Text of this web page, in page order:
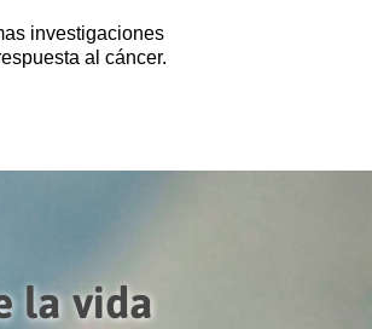
investigaciones
al cáncer.
la vida